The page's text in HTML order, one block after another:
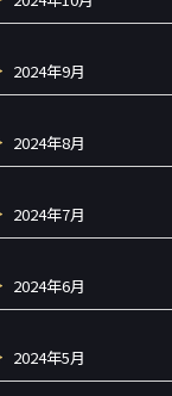
2024年9月
2024年8月
2024年7月
2024年6月
2024年5月